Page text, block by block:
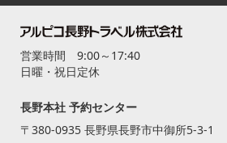
営業時間 9:00～17:40
日曜・祝日定休
長野本社 予約センター
〒380-0935 長野県長野市中御所5-3-1